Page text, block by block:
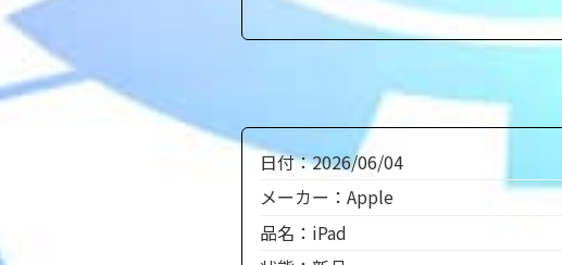
日付：2026/06/04
メーカー：Apple
品名：iPad